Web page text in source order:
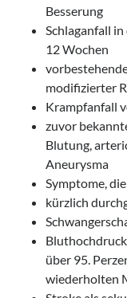
Besserung
Schlaganfall
12 Wochen
modifizierter
Krampfanfall
zuvor
Blutung,
Aneurysma
Symptome,
kürzlich
über 95.
wiederholten